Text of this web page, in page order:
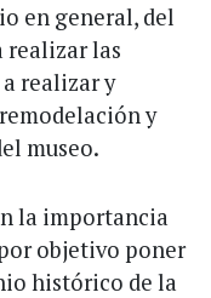
en general, del
realizar las
realizar y
y
museo.
la importancia
objetivo poner
histórico de la